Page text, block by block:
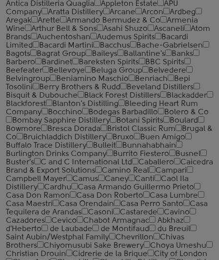
Antica Distilleria Quaglia Appleton Estate
APU
Company
Aratta Distillery Arcane Arcon
Ardbeg
Aregak
Arette Armando Bermudez & Co
Armenia
Wine
Arthur Bell & Sons Asahi Shuzo Ascaneli
Atom
Brands
Auchentoshan Audemus Spirits
Bacardi
Limited
Bacardi Martini Bacchus
Bache-Gabrielsen
Bagots
Bagrat Group Baileys Ballantine's
Banks
Barbero
Bardinet Bareksten Spirits
BBC Spirits
Beefeater
Bellevoye Beluga Group
Belvedere
Belvingroup
Beniamino Maschio Benriach
Bepi
Tosolini
Berry Brothers & Rudd
Beveland Distillers
Bisquit & Dubouche
Black Forest Distillers
Blackadder
Blackforest
Blanton's Distilling
Bleeding Heart Rum
Company
Bocchino Bodegas Barbadillo
Bolero & Co
Bombay Sapphire Distillery
Botani Spirits
Boulard
Bowmore
Bresca Dorada Bristol Classic Rum
Brugal &
Co
Bruichladdich Distillery Bruxo
Buen Amigo
Buffalo Trace Distillery
Bulleit
Bunnahabhain
Burlington Drinks Company
Burrito Fiestero
Busnel
Buster's
C and C International Ltd Caballero
Caicedra
Brand & Export Solutions
Camino Real
Campari
Campbell Mayer
Camus Caney Canti
Caol Ila
Distillery
Cardhu
Casa Armando Guillermo Prieto
Casa Don Ramon
Casa Don Roberto
Casa Lumbre
Casa Maestri
Casa Orendain Casa Perro Santo
Casa
Tequilera de Arandas
Casoni Castarede
Cavino
Cazadores
Cevico Chabot Armagnac
Abkhaz
d'Heberto
de Laubade de Montifaud
du Breuil
Saint Aubin/Westphal Family
Chevrillon
Chivas
Brothers
Chiyomusubi Sake Brewery
Choya Umeshu
Christian Drouin
Cidrerie de la Brique
City of London